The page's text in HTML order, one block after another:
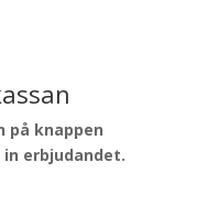
på knappen
erbjudandet.